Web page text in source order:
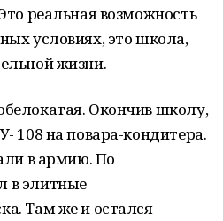
реальная возможность
условиях, это школа,
жизни.
Окончив школу,
108 на повара-кондитера.
в армию. По
в элитные
Там же и остался